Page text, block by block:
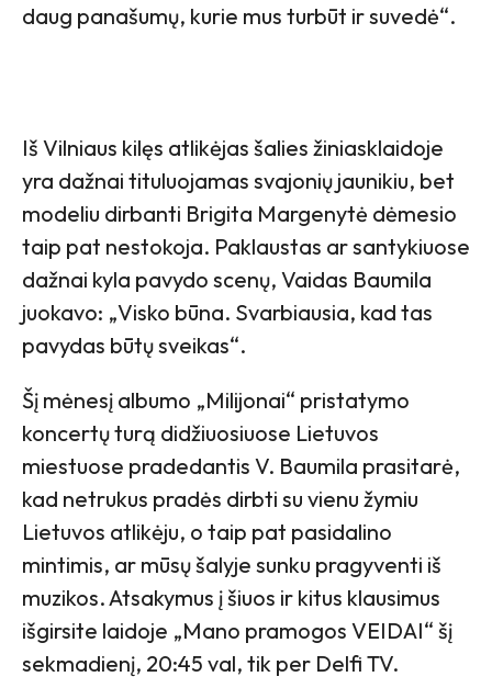
daug panašumų, kurie mus turbūt ir suvedė“.
Iš Vilniaus kilęs atlikėjas šalies žiniasklaidoje
yra dažnai tituluojamas svajonių jaunikiu, bet
modeliu dirbanti Brigita Margenytė dėmesio
taip pat nestokoja. Paklaustas ar santykiuose
dažnai kyla pavydo scenų, Vaidas Baumila
juokavo: „Visko būna. Svarbiausia, kad tas
pavydas būtų sveikas“.
Šį mėnesį albumo „Milijonai“ pristatymo
koncertų turą didžiuosiuose Lietuvos
miestuose pradedantis V. Baumila prasitarė,
kad netrukus pradės dirbti su vienu žymiu
Lietuvos atlikėju, o taip pat pasidalino
mintimis, ar mūsų šalyje sunku pragyventi iš
muzikos. Atsakymus į šiuos ir kitus klausimus
išgirsite laidoje „Mano pramogos VEIDAI“ šį
sekmadienį, 20:45 val, tik per Delfi TV.